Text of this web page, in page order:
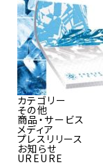
カテゴリー
その他
商品・サービス
メディア
プレスリリース
お知らせ
UREURE